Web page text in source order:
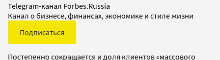
Telegram-канал Forbes.Russia
Канал о бизнесе, финансах, экономике и стиле жизни
Подписаться
Постепенно сокращается и доля клиентов «массового